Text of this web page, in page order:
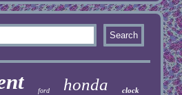
ford honda clock